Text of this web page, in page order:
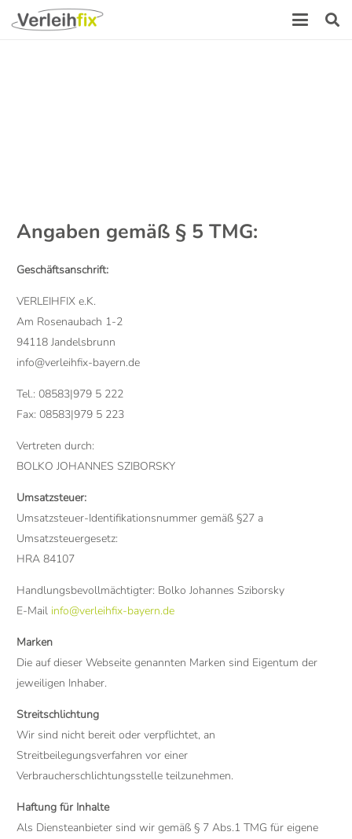
Angaben gemäß § 5 TMG:
Geschäftsanschrift:
VERLEIHFIX e.K.
Am Rosenaubach 1-2
94118 Jandelsbrunn
info@verleihfix-bayern.de
Tel.: 08583|979 5 222
Fax: 08583|979 5 223
Vertreten durch:
BOLKO JOHANNES SZIBORSKY
Umsatzsteuer:
Umsatzsteuer-Identifikationsnummer gemäß §27 a
Umsatzsteuergesetz:
HRA 84107
Handlungsbevollmächtigter: Bolko Johannes Sziborsky
E-Mail info@verleihfix-bayern.de
Marken
Die auf dieser Webseite genannten Marken sind Eigentum der
jeweiligen Inhaber.
Streitschlichtung
Wir sind nicht bereit oder verpflichtet, an
Streitbeilegungsverfahren vor einer
Verbraucherschlichtungsstelle teilzunehmen.
Haftung für Inhalte
Als Diensteanbieter sind wir gemäß § 7 Abs.1 TMG für eigene